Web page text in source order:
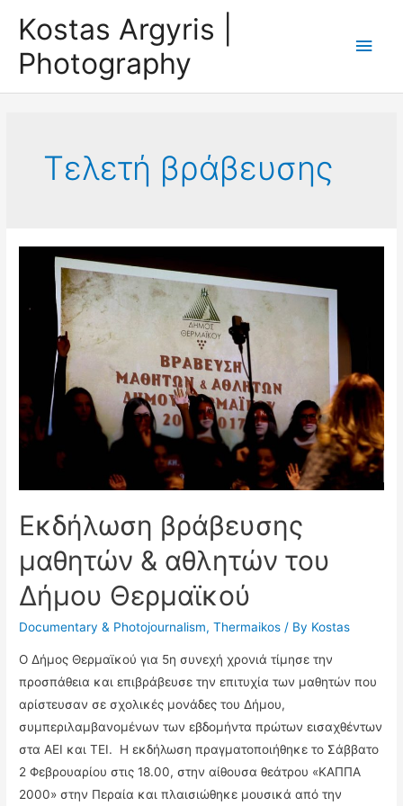
content
Kostas Argyris |
Photography
Main
Τελετή βράβευσης
Εκδήλωση βράβευσης
μαθητών & αθλητών του
Δήμου Θερμαϊκού
Documentary & Photojournalism,Thermaikos / By Kostas
O Δήμος Θερμαϊκού για 5η συνεχή χρονιά τίμησε την
προσπάθεια και επιβράβευσε την επιτυχία των μαθητών που
αρίστευσαν σε σχολικές μονάδες του Δήμου,
συμπεριλαμβανομένων των εβδομήντα πρώτων εισαχθέντων
στα ΑΕΙ και ΤΕΙ. Η εκδήλωση πραγματοποιήθηκε το Σάββατο
2 Φεβρουαρίου στις 18.00, στην αίθουσα θεάτρου «ΚΑΠΠΑ
2000» στην Περαία και πλαισιώθηκε μουσικά από την